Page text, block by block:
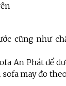
cũng như
An Phát để
may đo